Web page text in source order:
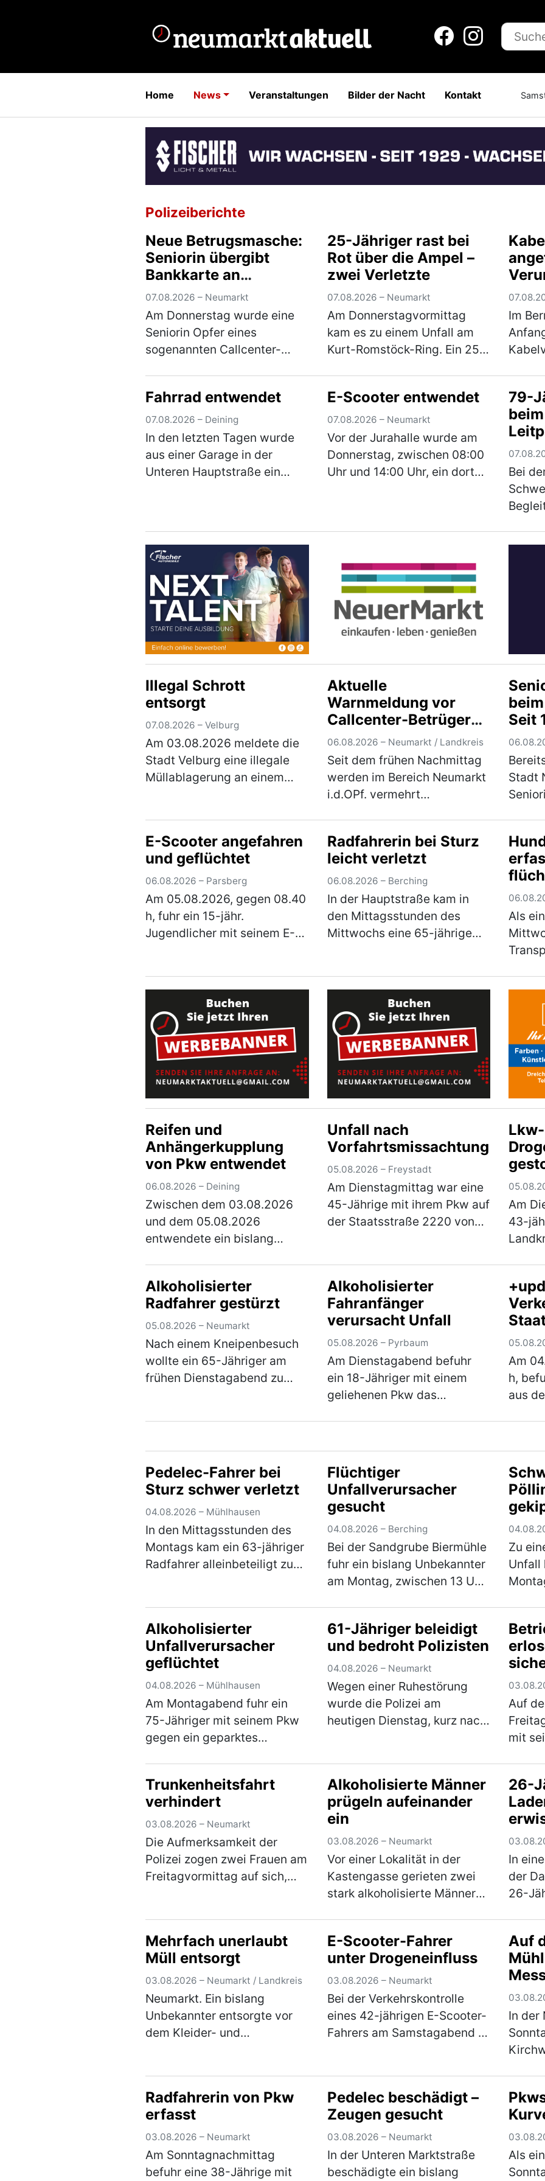
Home News Veranstaltungen Bilder der Nacht Kontakt
Polizeiberichte
Neue Betrugsmasche:
Seniorin übergibt
Bankkarte an
Unbekannten
07.08.2026 – Neumarkt
Am Donnerstag wurde eine
Seniorin Opfer eines
sogenannten Callcenter-
ihre Bankkarte samt PIN an
eine unbekannte Person.
Anschließend kam es zu
einer…(mehr)
25-Jähriger rast bei
Rot über die Ampel –
zwei Verletzte
07.08.2026 – Neumarkt
Am Donnerstagvormittag
kam es zu einem Unfall am
Kurt-Romstöck-Ring. Ein 25-
unterwegs, als er an der
Kreuzung mit der
Ringstraße/St-Florian-Straß…
(mehr)
Im
Der
der
den …
Fahrrad entwendet
07.08.2026 – Deining
In den letzten Tagen wurde
aus einer Garage in der
Unteren Hauptstraße ein
laufenden E… (mehr)
E-Scooter entwendet
07.08.2026 – Neumarkt
Vor der Jurahalle wurde am
Donnerstag, zwischen 08:00
Uhr und 14:00 Uhr, ein dort
79-
Bei
Der
Illegal Schrott
entsorgt
07.08.2026 – Velburg
Am 03.08.2026 meldete die
Stadt Velburg eine illegale
Müllablagerung an einem
alter Fahrräder, Kinderwägen
und ausgeschlac…
Aktuelle
Warnmeldung vor
Callcenter-Betrügern
im Bereich Neumarkt
i.d.OPf.
06.08.2026 – Neumarkt / Landkreis
Seit dem frühen Nachmittag
werden im Bereich Neumarkt
i.d.OPf. vermehrt
eindringlich vor den
verschiedenen Maschen der
Betrüger! Im Bereich Neum…
(mehr)
Seit
Stadt
2026,
so
E-Scooter angefahren
und geflüchtet
06.08.2026 – Parsberg
Am 05.08.2026, gegen 08.40
h, fuhr ein 15-jähr.
Jugendlicher mit seinem E-
Schrettenbrunner-Straße ein.
Hier fuhr er auf …(mehr)
Radfahrerin bei Sturz
leicht verletzt
06.08.2026 – Berching
In der Hauptstraße kam in
den Mittagsstunden des
Mittwochs eine 65-jährige
zu und musste mit dem
Rettungswagen ins
Klinikum…(mehr)
Als
auf
Reifen und
Anhängerkupplung
von Pkw entwendet
06.08.2026 – Deining
Zwischen dem 03.08.2026
und dem 05.08.2026
entwendete ein bislang
die Anhängerkupplung samt
E-Satz von einem Citroen,
der auf einem Parkplatz n…
(mehr)
Unfall nach
Vorfahrtsmissachtung
05.08.2026 – Freystadt
Am Dienstagmittag war eine
45-Jährige mit ihrem Pkw auf
der Staatsstraße 2220 von
Kreuzung mit der
Staatsstraße 2238 die
Vorfahrt eine…(mehr)
Am
43-
unter
Alkoholisierter
Radfahrer gestürzt
05.08.2026 – Neumarkt
Nach einem Kneipenbesuch
wollte ein 65-Jähriger am
frühen Dienstagabend zu
jedoch aufgrund seiner star…
(mehr)
Alkoholisierter
Fahranfänger
verursacht Unfall
05.08.2026 – Pyrbaum
Am Dienstagabend befuhr
ein 18-Jähriger mit einem
geliehenen Pkw das
einen Fischweiher. Hierbei
verlor der Fahranfänger …
(mehr)
und
Am
h,
aus
Ca.
Pedelec-Fahrer bei
Sturz schwer verletzt
04.08.2026 – Mühlhausen
In den Mittagsstunden des
Montags kam ein 63-jähriger
Radfahrer alleinbeteiligt zu
dem Radweg von
Weihersdorf in Richtun…
(mehr)
Flüchtiger
Unfallverursacher
gesucht
04.08.2026 – Berching
Bei der Sandgrube Biermühle
fuhr ein bislang Unbekannter
am Montag, zwischen 13 Uhr
Eingangstor und verursachte
einen Sachschaden in Höhe
von rund 5.000 €. Der…
(mehr)
Zu
Unfall
und
Alkoholisierter
Unfallverursacher
geflüchtet
04.08.2026 – Mühlhausen
Am Montagabend fuhr ein
75-Jähriger mit seinem Pkw
gegen ein geparktes
sich anschließend unerlaubt
von der Unfallstelle. Ein
aufmerksamer Zeuge konnte
den U…(mehr)
61-Jähriger beleidigt
und bedroht Polizisten
04.08.2026 – Neumarkt
Wegen einer Ruhestörung
wurde die Polizei am
heutigen Dienstag, kurz nach
jährige Bewohner zeigte sich
über den Besuch jedoch
nicht…
Auf
mit
Trunkenheitsfahrt
verhindert
03.08.2026 – Neumarkt
Die Aufmerksamkeit der
Polizei zogen zwei Frauen am
Freitagvormittag auf sich,
waren. Die Beamten
bemerkten schnell, …
Alkoholisierte Männer
prügeln aufeinander
ein
03.08.2026 – Neumarkt
Vor einer Lokalität in der
Kastengasse gerieten zwei
stark alkoholisierte Männer
einen Streit, in dessen Verlauf
die beiden gegenseitig
aufeinander ein…(mehr)
26-
In
der
26-
den
Mehrfach unerlaubt
Müll entsorgt
03.08.2026 – Neumarkt / Landkreis
Neumarkt. Ein bislang
Unbekannter entsorgte vor
dem Kleider- und
Flachbildfernseher. Ein
aufmerksamer Zeuge konnte
sich das Kennzeic…
E-Scooter-Fahrer
unter Drogeneinfluss
03.08.2026 – Neumarkt
Bei der Verkehrskontrolle
eines 42-jährigen E-Scooter-
Fahrers am Samstagabend in
Betäubungsmitteln stand. Die
Weiterfahrt wurde…(mehr)
Auf
In der
Streit.
Radfahrerin von Pkw
erfasst
03.08.2026 – Neumarkt
Am Sonntagnachmittag
befuhr eine 38-Jährige mit
Pedelec beschädigt –
Zeugen gesucht
03.08.2026 – Neumarkt
In der Unteren Marktstraße
beschädigte ein bislang
Als